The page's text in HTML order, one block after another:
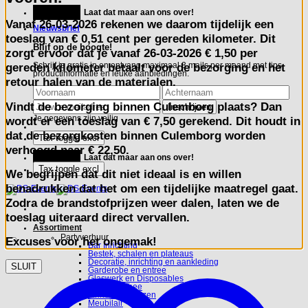
naar
inhoud
Laat dat maar aan ons over!
Nieuwsbrief
Blijf op de hoogte!
Schrijf je gratis in en ontvang maximaal 3 mails per maand met tips,
productinformatie en leuke aanbiedingen.
Je gegevens zijn veilig
Laat dat maar aan ons over!
Assortiment
Partyverhuur
Bar Inrichting
Bestek, schalen en plateaus
Decoratie, inrichting en aankleding
Garderobe en entree
Glaswerk en Disposables
Koffie en Thee
Linnen en hoezen
Meubilair
Vanaf26-03-2026 rekenen we daarom tijdelijk een
toeslag van € 0,51 cent per gereden kilometer. Dit
zorgt ervoor dat je vanaf 26-03-2026 € 1,50 per
gereden kilometer betaalt voor de bezorging en het
retour halen van de materialen.
Vindt de bezorging binnen Culemborg plaats? Dan
wordt er een toeslag van € 7,50 gerekend. Dit houdt in
dat de bezorgkosten binnen Culemborg worden
verhoogd naar € 22,50.
We begrijpen dat dit niet ideaal is en willen
benadrukken dat het om een tijdelijke maatregel gaat.
Zodra de brandstofprijzen weer dalen, laten we de
toeslag uiteraard direct vervallen.
Excuses voor het ongemak!
SLUIT